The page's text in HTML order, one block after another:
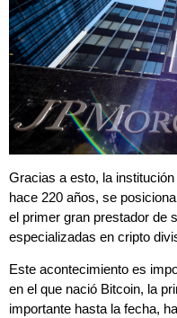
Gracias a esto, la
hace 220 años, se
el primer gran prestador de
especializadas en cripto
Este acontecimiento es
en el que nació Bitcoin, la
importante hasta la fecha,